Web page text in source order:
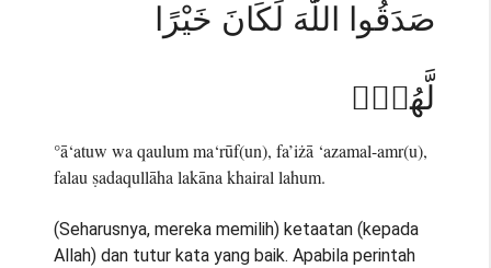
صَدَقُوا اللّٰهَ لَكَانَ خَيْرًا
لَّهُمْۚ
°ā‘atuw wa qaulum ma‘rūf(un), fa’iżā ‘azamal-amr(u),
falau ṣadaqullāha lakāna khairal lahum.
(Seharusnya, mereka memilih) ketaatan (kepada
Allah) dan tutur kata yang baik. Apabila perintah